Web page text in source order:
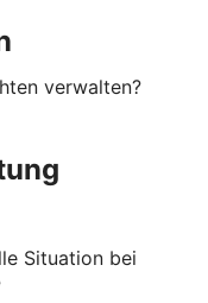
verwalten?
Situation bei